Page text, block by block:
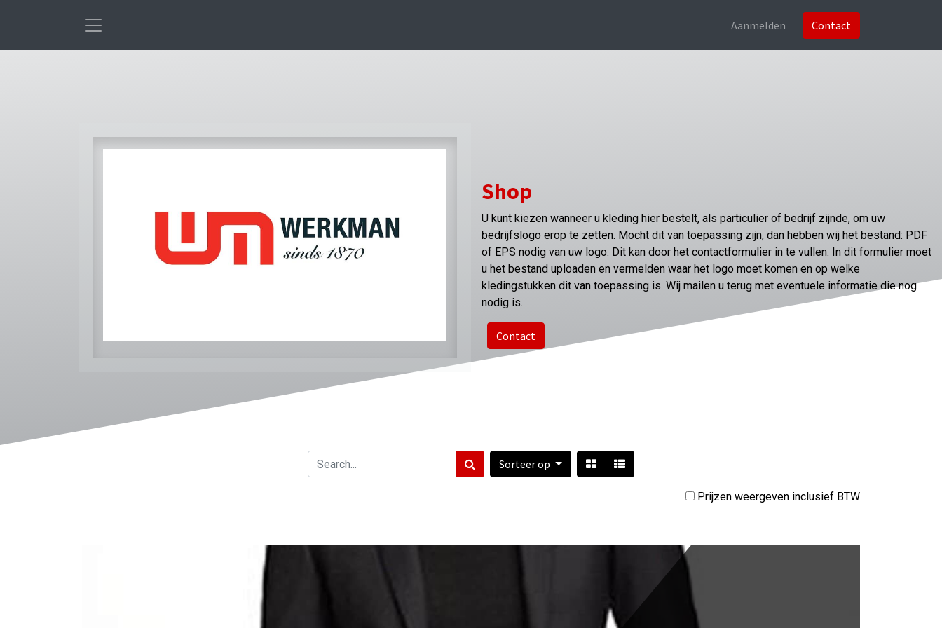
Aanmelden Contact
Shop
U kunt kiezen wanneer u kleding hier bestelt, als particulier of bedrijf zijnde, om uw
bedrijfslogo erop te zetten. Mocht dit van toepassing zijn, dan hebben wij het bestand: PDF
of EPS nodig van uw logo. Dit kan door het contactformulier in te vullen. In dit formulier moet
u het bestand uploaden en vermelden waar het logo moet komen en op welke
kledingstukken dit van toepassing is. Wij mailen u terug met eventuele informatie die nog
nodig is.
Contact
Sorteer op
Prijzen weergeven inclusief BTW